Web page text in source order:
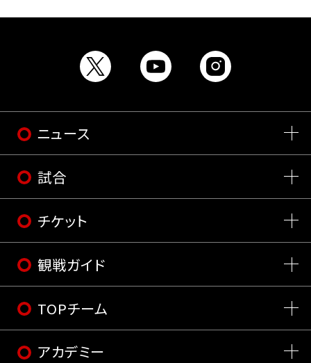
ニュース
試合
チケット
観戦ガイド
TOPチーム
アカデミー